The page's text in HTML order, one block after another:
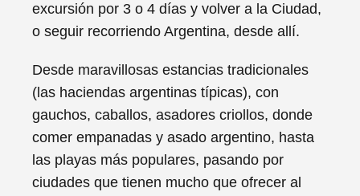
excursión por 3 o 4 días y volver a la Ciudad,
o seguir recorriendo Argentina, desde allí.
Desde maravillosas estancias tradicionales
(las haciendas argentinas típicas), con
gauchos, caballos, asadores criollos, donde
comer empanadas y asado argentino, hasta
las playas más populares, pasando por
ciudades que tienen mucho que ofrecer al